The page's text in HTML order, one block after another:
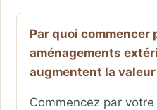
Par quoi commencer
aménagements
augmentent la valeur
Commencez par